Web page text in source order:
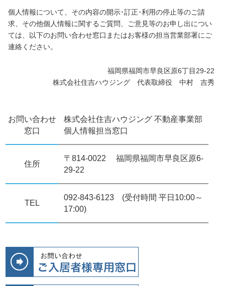
個人情報について、その内容の開示･訂正･利用の停止等のご請
求、その他個人情報に関するご質問、ご意見等のお申し出につい
ては、以下のお問い合わせ窓口またはお客様の担当営業部署にご
連絡ください。
福岡県福岡市早良区原6丁目29-22
株式会社住吉ハウジング 代表取締役 中村 吉秀
お問い合わせ
窓口
株式会社住吉ハウジング 不動産事業部
個人情報担当窓口
住所
〒814-0022 福岡県福岡市早良区原6-
29-22
TEL
092-843-6123 (受付時間 平日10:00～
17:00)